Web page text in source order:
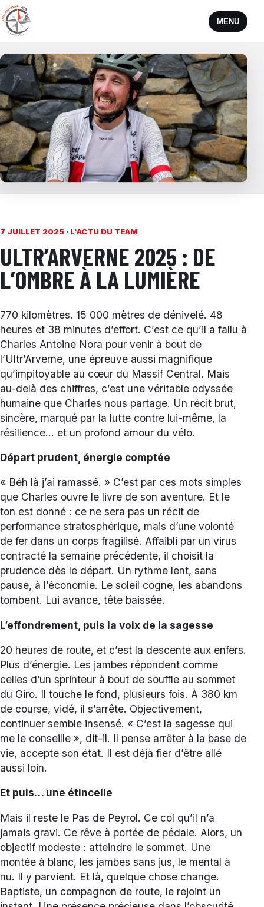
MENU
7 JUILLET 2025 · L'ACTU DU TEAM
ULTR’ARVERNE 2025 : DE
L’OMBRE À LA LUMIÈRE
770 kilomètres. 15 000 mètres de dénivelé. 48
heures et 38 minutes d’effort. C’est ce qu’il a fallu à
Charles Antoine Nora pour venir à bout de
l’Ultr’Arverne, une épreuve aussi magnifique
qu’impitoyable au cœur du Massif Central. Mais
au-delà des chiffres, c’est une véritable odyssée
humaine que Charles nous partage. Un récit brut,
sincère, marqué par la lutte contre lui-même, la
résilience… et un profond amour du vélo.
Départ prudent, énergie comptée
« Béh là j’ai ramassé. » C’est par ces mots simples
que Charles ouvre le livre de son aventure. Et le
ton est donné : ce ne sera pas un récit de
performance stratosphérique, mais d’une volonté
de fer dans un corps fragilisé. Affaibli par un virus
contracté la semaine précédente, il choisit la
prudence dès le départ. Un rythme lent, sans
pause, à l’économie. Le soleil cogne, les abandons
tombent. Lui avance, tête baissée.
L’effondrement, puis la voix de la sagesse
20 heures de route, et c’est la descente aux enfers.
Plus d’énergie. Les jambes répondent comme
celles d’un sprinteur à bout de souffle au sommet
du Giro. Il touche le fond, plusieurs fois. À 380 km
de course, vidé, il s’arrête. Objectivement,
continuer semble insensé. « C’est la sagesse qui
me le conseille », dit-il. Il pense arrêter à la base de
vie, accepte son état. Il est déjà fier d’être allé
aussi loin.
Et puis… une étincelle
Mais il reste le Pas de Peyrol. Ce col qu’il n’a
jamais gravi. Ce rêve à portée de pédale. Alors, un
objectif modeste : atteindre le sommet. Une
montée à blanc, les jambes sans jus, le mental à
nu. Il y parvient. Et là, quelque chose change.
Baptiste, un compagnon de route, le rejoint un